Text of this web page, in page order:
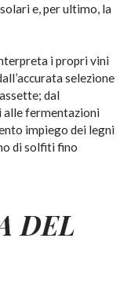
e, per ultimo, la
i propri vini
selezione
dal
alle fermentazioni
impiego dei legni
di solfiti fino
DEL